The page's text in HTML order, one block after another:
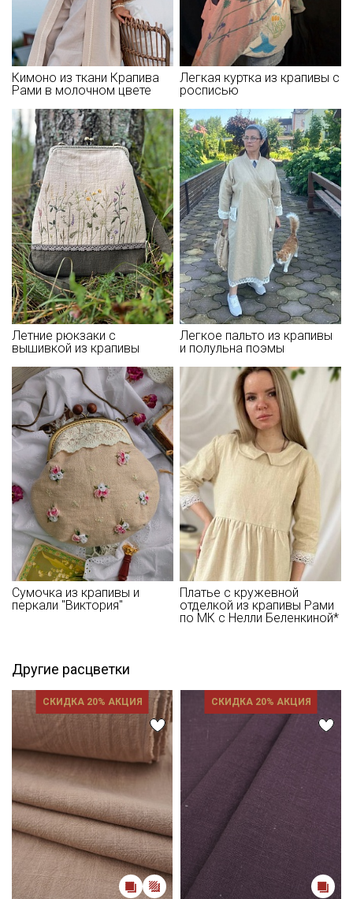
Кимоно из ткани Крапива
Рами в молочном цвете
Легкая куртка из крапивы с
росписью
Летние рюкзаки с
вышивкой из крапивы
Легкое пальто из крапивы
и полульна поэмы
Сумочка из крапивы и
перкали "Виктория"
Платье с кружевной
отделкой из крапивы Рами
по МК с Нелли Беленкиной*
Другие расцветки
СКИДКА 20% АКЦИЯ СКИДКА 20% АКЦИЯ